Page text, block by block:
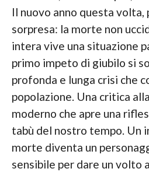
Il nuovo anno questa volta,
sorpresa: la morte non
intera vive una situazione
primo impeto di giubilo si
profonda e lunga crisi che
popolazione. Una critica
moderno che apre una
tabù del nostro tempo. Un
morte diventa un
sensibile per dare un volto